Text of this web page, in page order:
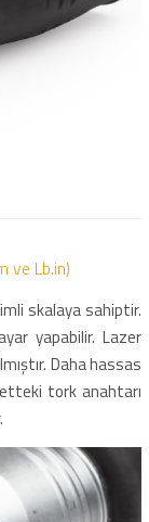
ve Lb.in)
skalaya sahiptir.
yapabilir. Lazer
Daha hassas
tork anahtarı